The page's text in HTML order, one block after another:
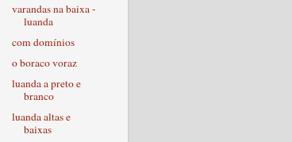
varandas na baixa -
luanda
com domínios
o boraco voraz
luanda a preto e
branco
luanda altas e
baixas